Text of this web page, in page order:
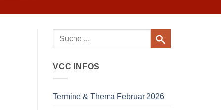
VCC INFOS
Termine & Thema Februar 2026